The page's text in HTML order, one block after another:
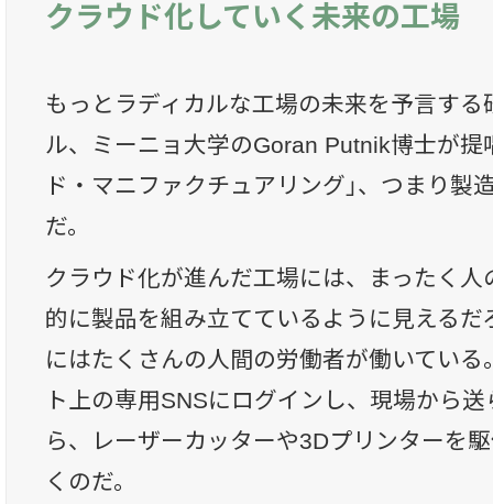
クラウド化していく未来の工場
もっとラディカルな工場の未来を予言す
ル、ミーニョ大学のGoran Putnik博士が提
ド・マニファクチュアリング」、つまり製
だ。
クラウド化が進んだ工場には、まったく
的に製品を組み立てているように見えるだ
にはたくさんの人間の労働者が働いてい
ト上の専用SNSにログインし、現場から
ら、レーザーカッターや3Dプリンターを
くのだ。